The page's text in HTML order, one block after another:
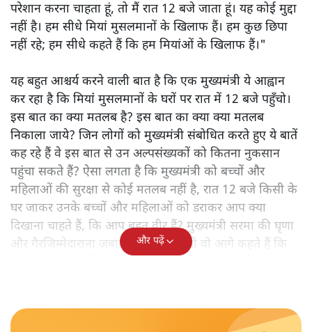
परेशान करना चाहता हूं, तो मैं रात 12 बजे जाता हूं। यह कोई मुद्दा
नहीं है। हम सीधे मियां मुसलमानों के खिलाफ हैं। हम कुछ छिपा
नहीं रहे; हम सीधे कहते हैं कि हम मियांओं के खिलाफ हैं।"
यह बहुत आश्चर्य करने वाली बात है कि एक मुख्यमंत्री ये आह्वान
कर रहा है कि मियांं मुसलमानों के घरों पर रात में 12 बजे पहुँचो।
इस बात का क्या मतलब है? इस बात का क्या क्या मतलब
निकाला जाये? जिन लोगों को मुख्यमंत्री संबोधित करते हुए ये बातें
कह रहे हैं वे इस बात से उन अल्पसंख्यकों को कितना नुकसान
पहुंचा सकते हैं? ऐसा लगता है कि मुख्यमंत्री को बच्चों और
महिलाओं की सुरक्षा से कोई मतलब नहीं है, रात 12 बजे किसी के
घर जाकर उनके बच्चों और महिलाओं को डराकर आप क्या
दिखाना चाहते हैं, कि आप बहुत वीर हैं? मुख्यमंत्री सरमा की घृणा
और गैरजिम्मेदाराना ज़बान यहीं नहीं रुकती वो आगे कहते हैं कि
और पढ़ें